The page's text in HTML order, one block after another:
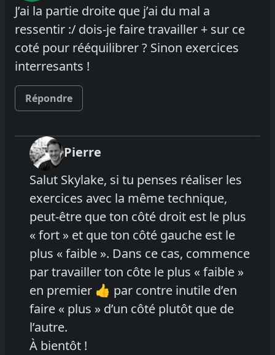
J’ai la partie droite que j’ai du mal a
ressentir :/ dois-je faire travailler + sur ce
coté pour rééquilibrer ? Sinon exercices
interresants !
Répondre
Pierre
Salut Skylake, si tu penses réaliser les
exercices avec la même technique,
peut-être que ton côté droit est le plus
« fort » et que ton côté gauche est le
plus « faible ». Dans ce cas, commence
par travailler ton côte le plus « faible »
en premier 👍 par contre inutile d’en
faire « plus » d’un côté plutôt que de
l’autre.
À bientôt !